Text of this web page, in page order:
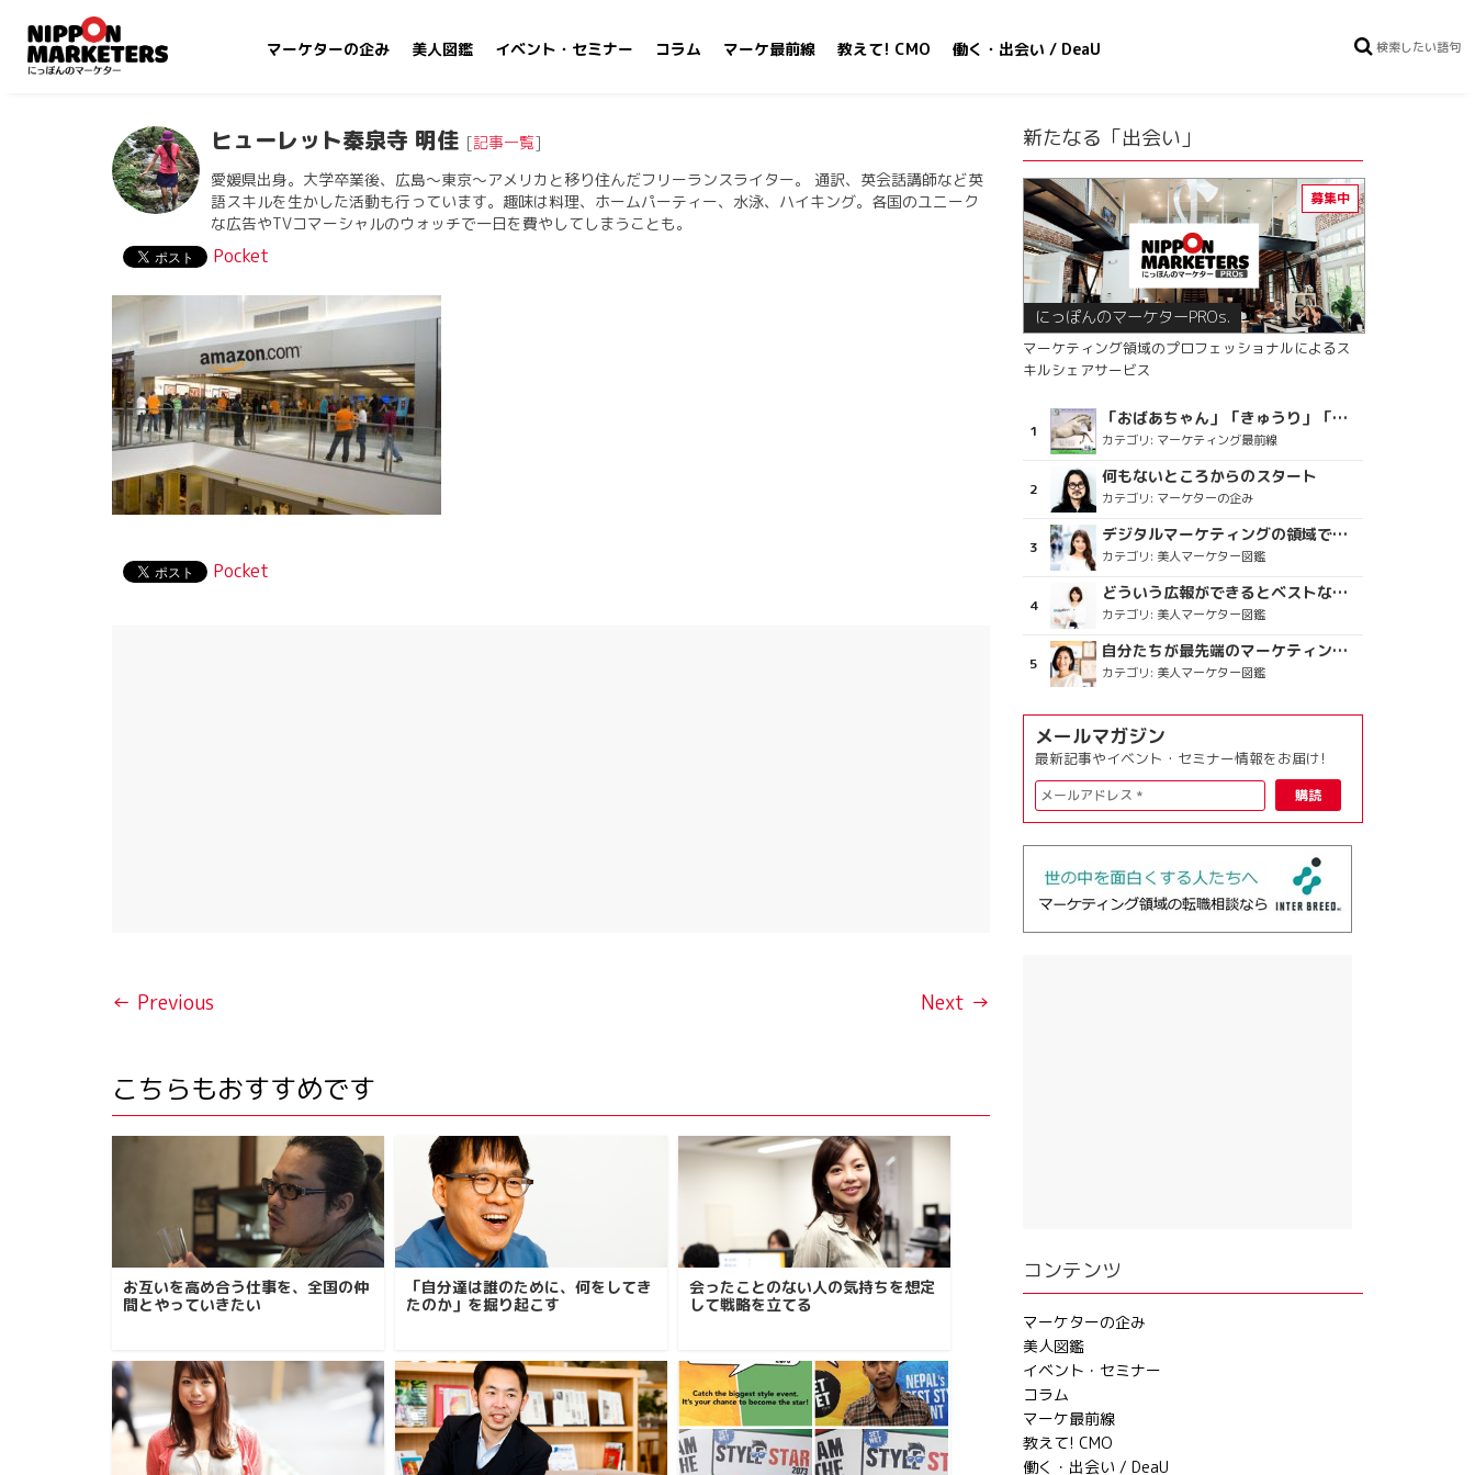
マーケターの企み 美人図鑑 イベント・セミナー コラム マーケ最前線 教えて! CMO 働く・出会い / DeaU
ヒューレット秦泉寺 明佳 [記事一覧]
愛媛県出身。大学卒業後、広島〜東京〜アメリカと移り住んだフリーランスライター。 通訳、英会話講師など英
語スキルを生かした活動も行っています。趣味は料理、ホームパーティー、水泳、ハイキング。各国のユニーク
な広告やTVコマーシャルのウォッチで一日を費やしてしまうことも。
Pocket
Pocket
← Previous Next →
こちらもおすすめです
お互いを高め合う仕事を、全国の仲
間とやっていきたい
「自分達は誰のために、何をしてき
たのか」を掘り起こす
会ったことのない人の気持ちを想定
して戦略を立てる
新たなる「出会い」
にっぽんのマーケターPROs.
マーケティング領域のプロフェッショナルによるス
キルシェアサービス
「おばあちゃん」「きゅうり」「ディスコで踊るおじさん」をCM素材に使った、「気持ちよさ」が売りの意外な商品とは？
カテゴリ: マーケティング最前線
何もないところからのスタート
カテゴリ: マーケターの企み
デジタルマーケティングの領域で、海外というステージに
カテゴリ: 美人マーケター図鑑
どういう広報ができるとベストなのか
カテゴリ: 美人マーケター図鑑
自分たちが最先端のマーケティングを目指す
カテゴリ: 美人マーケター図鑑
メールマガジン
最新記事やイベント・セミナー情報をお届け!
コンテンツ
マーケターの企み
美人図鑑
イベント・セミナー
コラム
マーケ最前線
教えて! CMO
働く・出会い / DeaU